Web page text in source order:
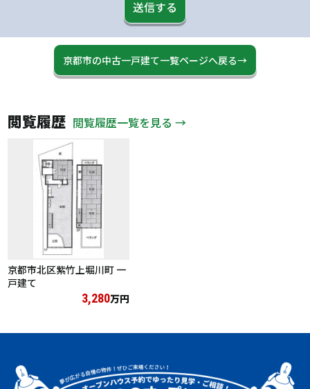
送信する
京都市の中古一戸建て一覧ページへ戻る→
閲覧履歴 閲覧履歴一覧を見る →
京都市北区紫竹上堀川町 一
戸建て
3,280万円